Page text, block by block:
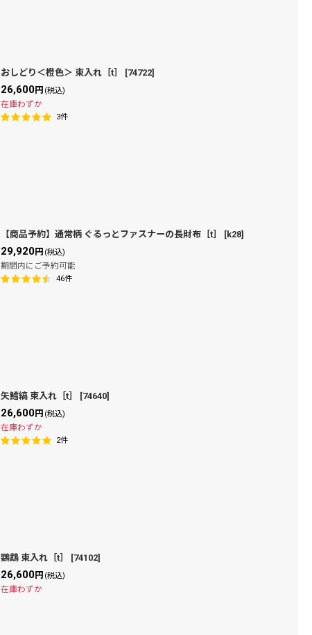
おしどり＜橙色＞ 束入れ［t］ [74722]
26,600円 (税込)
在庫わずか
3件
【商品予約】通常柄 ぐるっとファスナーの長財布［t］ [k28]
29,920円 (税込)
期間内にご予約可能
46件
矢鱈縞 束入れ［t］ [74640]
26,600円 (税込)
在庫わずか
2件
鸚鵡 束入れ［t］ [74102]
26,600円 (税込)
在庫わずか